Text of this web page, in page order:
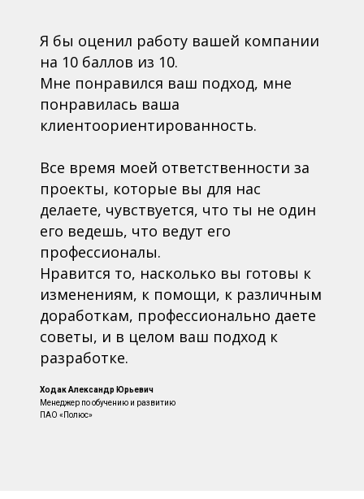
Я бы оценил работу вашей компании
на 10 баллов из 10.
Мне понравился ваш подход, мне
понравилась ваша
клиентоориентированность.
Все время моей ответственности за
проекты, которые вы для нас
делаете, чувствуется, что ты не один
его ведешь, что ведут его
профессионалы.
Нравится то, насколько вы готовы к
изменениям, к помощи, к различным
доработкам, профессионально даете
советы, и в целом ваш подход к
разработке.
Ходак Александр Юрьевич
Менеджер по обучению и развитию
ПАО «Полюс»